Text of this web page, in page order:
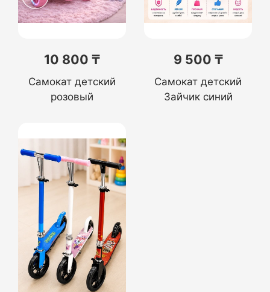
10 800 ₸
Самокат детский
розовый
9 500 ₸
Самокат детский
Зайчик синий